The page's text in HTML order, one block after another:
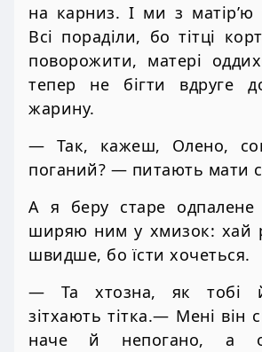
на карниз. І ми з матір’ю
Всі пораділи, бо тітці
поворожити, матері
тепер не бігти вдруге
жарину.
— Так, кажеш, Олено,
поганий? — питають мати
А я беру старе одпалене
ширяю ним у хмизок: хай
швидше, бо їсти хочеться.
— Та хтозна, як тобі
зітхають тітка.— Мені він
наче й непогано, а